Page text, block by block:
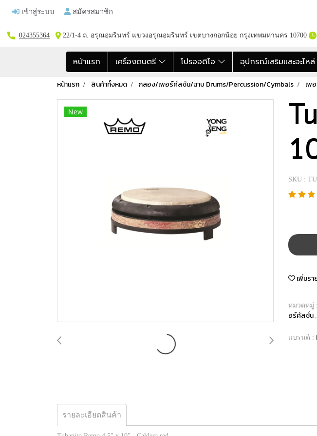
เข้าสู่ระบบ สมัครสมาชิก
024355364 22/1-4 ถ. อรุณอมรินทร์ แขวงอรุณอมรินทร์ เขตบางกอกน้อย กรุงเทพมหานคร 10700
หน้าแรก เครื่องดนตรี โปรออดิโอ อุปกรณ์เสริมและอะไห
หน้าแรก สินค้าทั้งหมด กลอง/เพอร์คัสชัน/ฉาบ Drums/Percussion/Cymbals เพ
New
SKU :
เพิ่มร
หมวดหมู่ :
อร์คัสชั่น
แบรนด์ :
รายละเอียดสินค้า